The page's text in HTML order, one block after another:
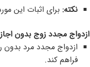
نکته: برای اثبات این
ازدواج مجدد زوج بدون
ازدواج مجدد مرد
فراهم کند.